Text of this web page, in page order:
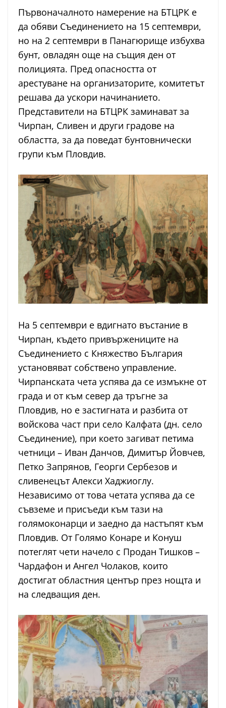
Първоначалното намерение на БТЦРК е
да обяви Съединението на 15 септември,
но на 2 септември в Панагюрище избухва
бунт, овладян още на същия ден от
полицията. Пред опасността от
арестуване на организаторите, комитетът
решава да ускори начинанието.
Представители на БТЦРК заминават за
Чирпан, Сливен и други градове на
областта, за да поведат бунтовнически
групи към Пловдив.
На 5 септември е вдигнато въстание в
Чирпан, където привържениците на
Съединението с Княжество България
установяват собствено управление.
Чирпанската чета успява да се измъкне от
града и от към север да тръгне за
Пловдив, но е застигната и разбита от
войскова част при село Калфата (дн. село
Съединение), при което загиват петима
четници – Иван Данчов, Димитър Йовчев,
Петко Запрянов, Георги Сербезов и
сливенецът Алекси Хаджиоглу.
Независимо от това четата успява да се
съвземе и присъеди към тази на
голямоконарци и заедно да настъпят към
Пловдив. От Голямо Конаре и Конуш
потеглят чети начело с Продан Тишков –
Чардафон и Ангел Чолаков, които
достигат областния център през нощта и
на следващия ден.